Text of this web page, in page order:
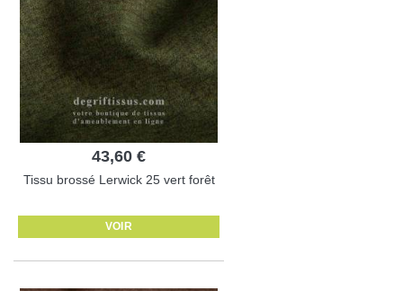
43,60 €
Tissu brossé Lerwick 25 vert forêt
VOIR